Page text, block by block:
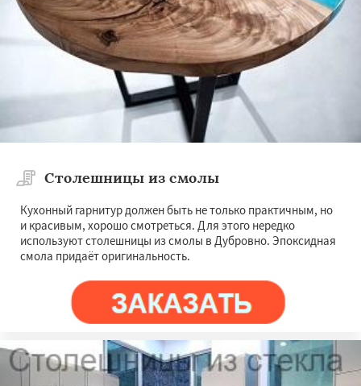
Столешницы из смолы
Кухонный гарнитур должен быть не только практичным, но
и красивым, хорошо смотреться. Для этого нередко
используют столешницы из смолы в Дубровно. Эпоксидная
смола придаёт оригинальность.